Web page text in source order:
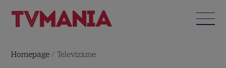
Homepage / Televiziune